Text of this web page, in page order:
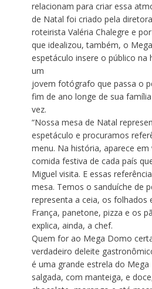
relacionam para criar essa
de Natal foi criado pela
roteirista Valéria Chalegre e
que idealizou, também, o
espetáculo insere o público na
um
jovem fotógrafo que passa o
fim de ano longe de sua
vez.
“Nossa mesa de Natal
espetáculo e procuramos
menu. Na história, aparece
comida festiva de cada país
Miguel visita. E essas
mesa. Temos o sanduíche de
representa a ceia, os folhados
França, panetone, pizza e os
explica, ainda, a chef.
Quem for ao Mega Domo
verdadeiro deleite
é uma grande estrela do
salgada, com manteiga, e